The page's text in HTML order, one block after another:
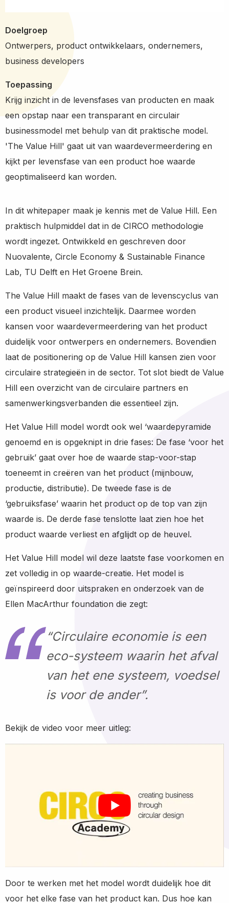
Doelgroep
Ontwerpers, product ontwikkelaars, ondernemers,
business developers
Toepassing
Krijg inzicht in de levensfases van producten en maak
een opstap naar een transparant en circulair
businessmodel met behulp van dit praktische model.
'The Value Hill' gaat uit van waardevermeerdering en
kijkt per levensfase van een product hoe waarde
geoptimaliseerd kan worden.
In dit whitepaper maak je kennis met de Value Hill. Een
praktisch hulpmiddel dat in de CIRCO methodologie
wordt ingezet. Ontwikkeld en geschreven door
Nuovalente, Circle Economy & Sustainable Finance
Lab, TU Delft en Het Groene Brein.
The Value Hill maakt de fases van de levenscyclus van
een product visueel inzichtelijk. Daarmee worden
kansen voor waardevermeerdering van het product
duidelijk voor ontwerpers en ondernemers. Bovendien
laat de positionering op de Value Hill kansen zien voor
circulaire strategieën in de sector. Tot slot biedt de Value
Hill een overzicht van de circulaire partners en
samenwerkingsverbanden die essentieel zijn.
Het Value Hill model wordt ook wel ‘waardepyramide
genoemd en is opgeknipt in drie fases: De fase ‘voor het
gebruik’ gaat over hoe de waarde stap-voor-stap
toeneemt in creëren van het product (mijnbouw,
productie, distributie). De tweede fase is de
‘gebruiksfase’ waarin het product op de top van zijn
waarde is. De derde fase tenslotte laat zien hoe het
product waarde verliest en afglijdt op de heuvel.
Het Value Hill model wil deze laatste fase voorkomen en
zet volledig in op waarde-creatie. Het model is
geïnspireerd door uitspraken en onderzoek van de
Ellen MacArthur foundation die zegt:
“Circulaire economie is een
eco-systeem waarin het afval
van het ene systeem, voedsel
is voor de ander”.
Bekijk de video voor meer uitleg:
Door te werken met het model wordt duidelijk hoe dit
voor het elke fase van het product kan. Dus hoe kan